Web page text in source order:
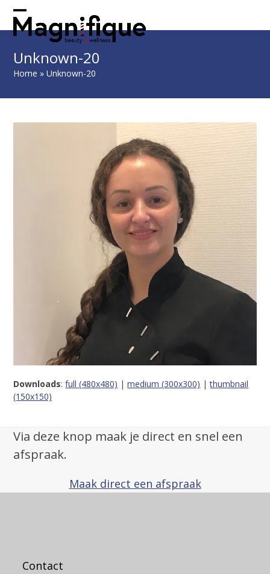
contentOpen
mobile
menu
Close
mobile
menu
Unknown-20
Home »Unknown-20
Downloads:full (480x480) |medium (300x300) |thumbnail
(150x150)
Via deze knop maak je direct en snel een
afspraak.
Maak direct een afspraak
Contact